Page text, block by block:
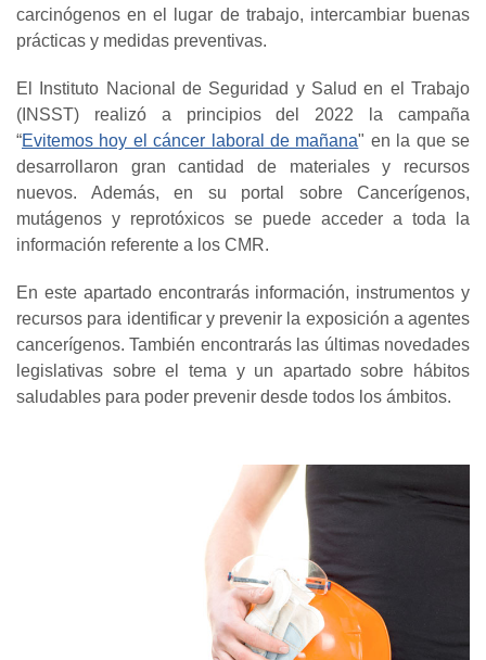
carcinógenos en el lugar de trabajo, intercambiar buenas
prácticas y medidas preventivas.
El Instituto Nacional de Seguridad y Salud en el Trabajo
(INSST) realizó a principios del 2022 la campaña
“Evitemos hoy el cáncer laboral de mañana" en la que se
desarrollaron gran cantidad de materiales y recursos
nuevos. Además, en su portal sobre Cancerígenos,
mutágenos y reprotóxicos se puede acceder a toda la
información referente a los CMR.
En este apartado encontrarás información, instrumentos y
recursos para identificar y prevenir la exposición a agentes
cancerígenos. También encontrarás las últimas novedades
legislativas sobre el tema y un apartado sobre hábitos
saludables para poder prevenir desde todos los ámbitos.